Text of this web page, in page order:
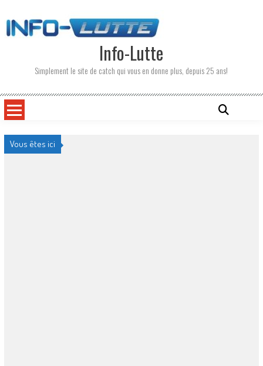
to
content
Info-Lutte
Simplement le site de catch qui vous en donne plus, depuis 25 ans!
Vous êtes ici